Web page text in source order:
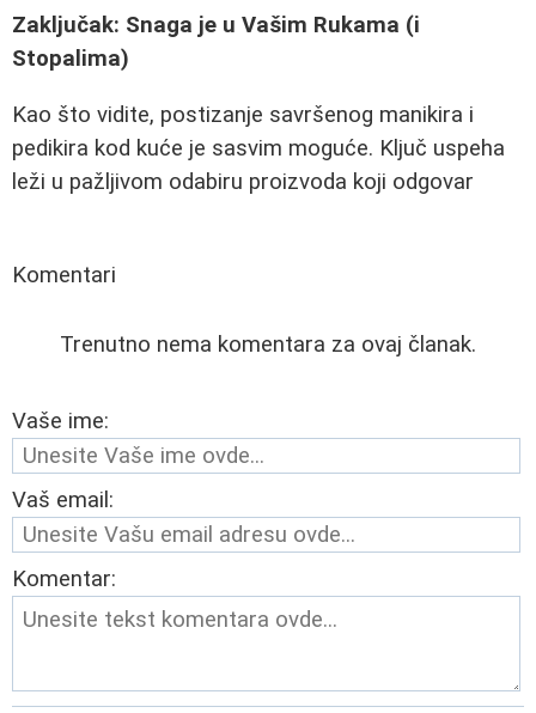
Zaključak: Snaga je u Vašim Rukama (i
Stopalima)
Kao što vidite, postizanje savršenog manikira i
pedikira kod kuće je sasvim moguće. Ključ uspeha
leži u pažljivom odabiru proizvoda koji odgovar
Komentari
Trenutno nema komentara za ovaj članak.
Vaše ime:
Vaš email:
Komentar: